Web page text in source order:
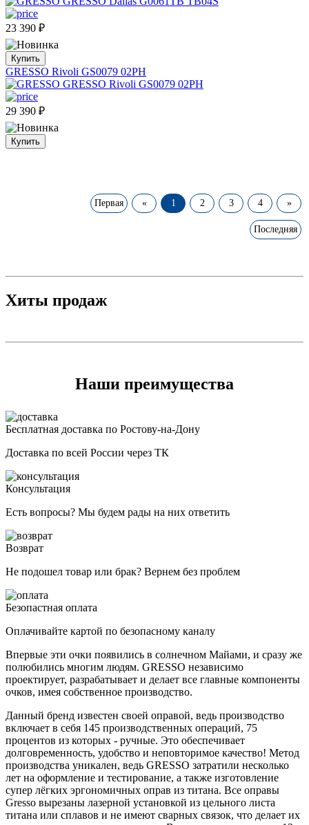
23 390 ₽
Купить
GRESSO Rivoli GS0079 02PH
29 390 ₽
Купить
Первая « 1 2 3 4 »
Последняя
Хиты продаж
Наши преимущества
Бесплатная доставка по Ростову-на-Дону
Доставка по всей России через ТК
Консультация
Есть вопросы? Мы будем рады на них ответить
Возврат
Не подошел товар или брак? Вернем без проблем
Безопастная оплата
Оплачивайте картой по безопасному каналу
Впервые эти очки появились в солнечном Майами, и сразу же
полюбились многим людям. GRESSO независимо
проектирует, разрабатывает и делает все главные компоненты
очков, имея собственное производство.
Данный бренд известен своей оправой, ведь производство
включает в себя 145 производственных операций, 75
процентов из которых - ручные. Это обеспечивает
долговременность, удобство и неповторимое качество! Метод
производства уникален, ведь GRESSO затратили несколько
лет на оформление и тестирование, а также изготовление
супер лёгких эргономичных оправ из титана. Все оправы
Gresso вырезаны лазерной установкой из цельного листа
титана или сплавов и не имеют сварных связок, что делает их